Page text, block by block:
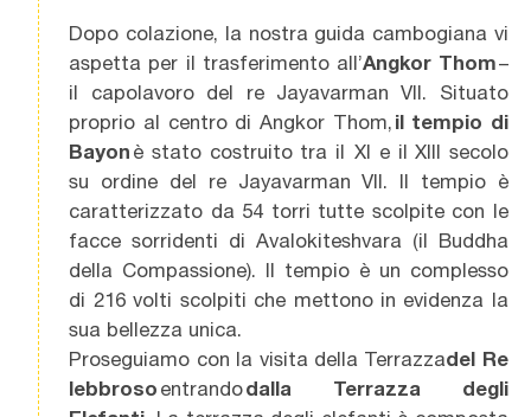
Dopo colazione, la nostra guida cambogiana vi
aspetta per il trasferimento all’Angkor Thom–
il capolavoro del re Jayavarman VII. Situato
proprio al centro di Angkor Thom, il tempio di
Bayon è stato costruito tra il XI e il XIII secolo
su ordine del re Jayavarman VII. Il tempio è
caratterizzato da 54 torri tutte scolpite con le
facce sorridenti di Avalokiteshvara (il Buddha
della Compassione). Il tempio è un complesso
di 216 volti scolpiti che mettono in evidenza la
sua bellezza unica.
Proseguiamo con la visita della Terrazzadel Re
lebbroso entrandodalla Terrazza degli